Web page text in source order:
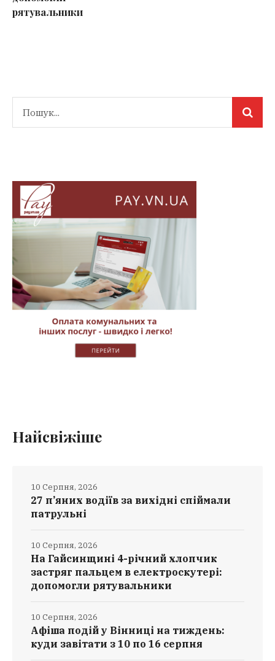
рятувальники
Найсвіжіше
27 п’яних водіїв за вихідні спіймали
патрульні
10 Серпня, 2026
На Гайсинщині 4-річний хлопчик
застряг пальцем в електроскутері:
допомогли рятувальники
10 Серпня, 2026
Афіша подій у Вінниці на тиждень:
куди завітати з 10 по 16 серпня
10 Серпня, 2026